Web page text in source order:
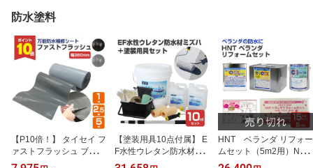
防水塗料
【P10倍！】 タイセイ フ
ァストフラッシュ ブラッ
ク/グレー 280mm×1m-5
【塗装用具10点付属】 E
F水性ウレタン防水材ミ
ズハ＋塗装用具セット 2
HNT ベランダ リフォー
ムセット（5m2用）N
グレー 15kgセット（東